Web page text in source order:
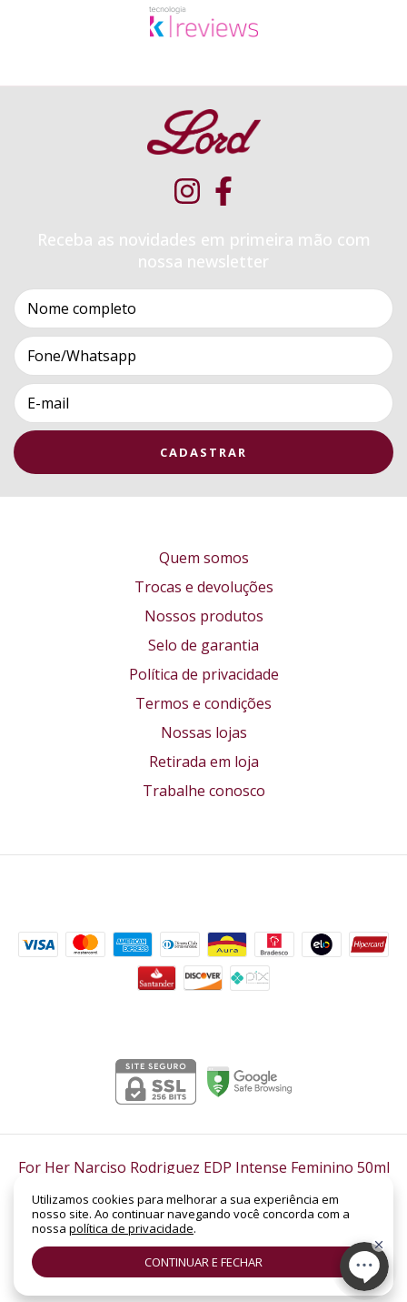
Utilizamos cookies para melhorar a sua experiência em
nosso site. Ao continuar navegando você concorda com a
nossa política de privacidade.
CONTINUAR E FECHAR
Receba as novidades em primeira mão com
nossa newsletter
Quem somos
Trocas e devoluções
Nossos produtos
Selo de garantia
Política de privacidade
Termos e condições
Nossas lojas
Retirada em loja
Trabalhe conosco
For Her Narciso Rodriguez EDP Intense Feminino 50ml
©2026. LORD PERFUMARIA - CNPJ: 14.158.962/0001-88 | SHC Sul Quadra 305 -
Bloco B, Loja Nº 19 | Asa Sul | Brasília - DF | CEP: 70.352-520. Todos os direitos
reservados.